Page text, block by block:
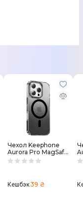
Чехол Keephone
Aurora Pro MagSafe
Case для 16 Pro
Кешбэк39 ₴